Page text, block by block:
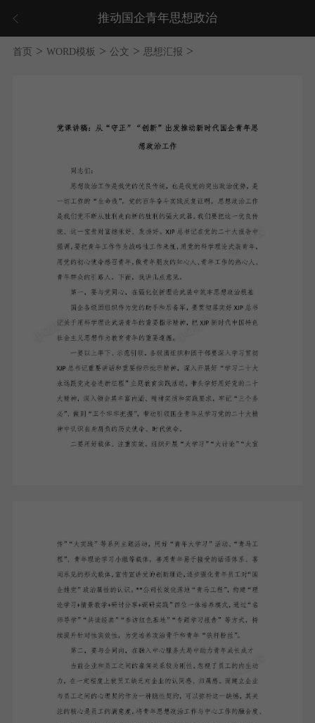
推动国企青年思想政治
首页 > WORD模板 > 公文 > 思想汇报 >